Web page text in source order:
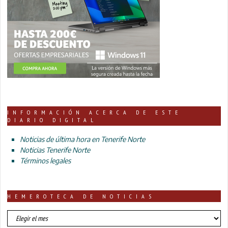
INFORMACIÓN ACERCA DE ESTE
DIARIO DIGITAL
Noticias de última hora en Tenerife Norte
Noticias Tenerife Norte
Términos legales
HEMEROTECA DE NOTICIAS
HEMEROTECA
DE